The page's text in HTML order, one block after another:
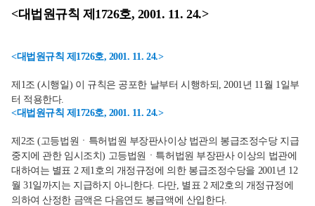
<대법원규칙 제1726호, 2001. 11. 24.>
<대법원규칙 제1726호, 2001. 11. 24.>
제1조 (시행일) 이 규칙은 공포한 날부터 시행하되, 2001년 11월 1일부
터 적용한다.
<대법원규칙 제1726호, 2001. 11. 24.>
제2조 (고등법원ㆍ특허법원 부장판사이상 법관의 봉급조정수당 지급
중지에 관한 임시조치) 고등법원ㆍ특허법원 부장판사 이상의 법관에
대하여는 별표 2 제1호의 개정규정에 의한 봉급조정수당을 2001년 12
월 31일까지는 지급하지 아니한다. 다만, 별표 2 제2호의 개정규정에
의하여 산정한 금액은 다음연도 봉급액에 산입한다.